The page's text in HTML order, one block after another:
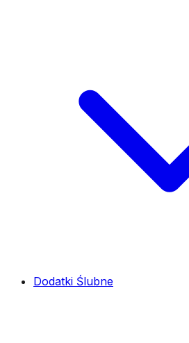
Dodatki Ślubne